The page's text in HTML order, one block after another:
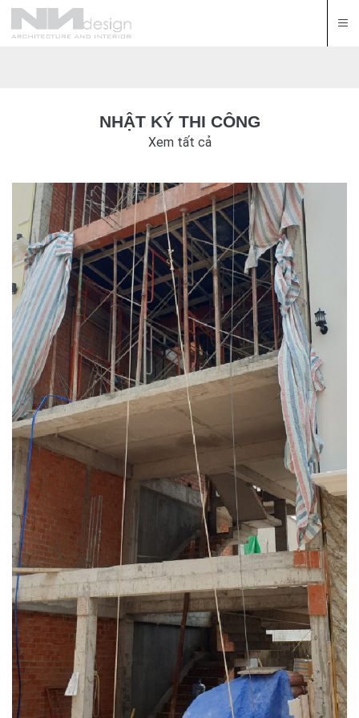
NHẬT KÝ THI CÔNG
Xem tất cả